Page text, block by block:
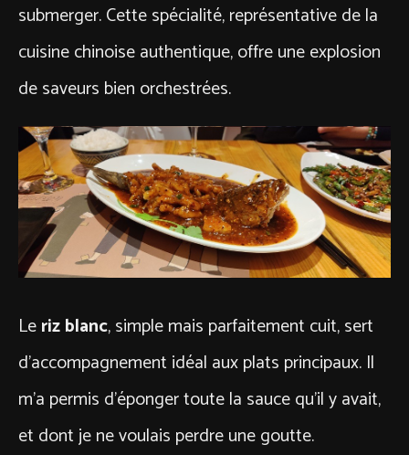
submerger. Cette spécialité, représentative de la
cuisine chinoise authentique, offre une explosion
de saveurs bien orchestrées.
Leriz blanc, simple mais parfaitement cuit, sert
d’accompagnement idéal aux plats principaux. Il
m’a permis d’éponger toute la sauce qu’il y avait,
et dont je ne voulais perdre une goutte.